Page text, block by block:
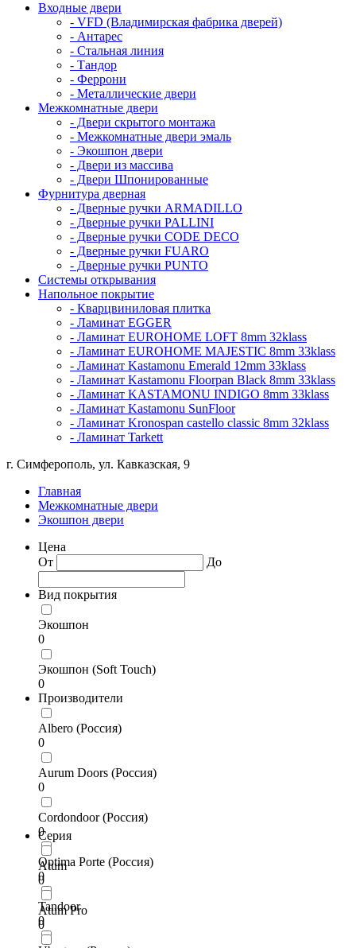
Входные двери
- VFD (Владимирская фабрика дверей)
- Антарес
- Стальная линия
- Тандор
- Феррони
- Металлические двери
Межкомнатные двери
- Двери скрытого монтажа
- Межкомнатные двери эмаль
- Экошпон двери
- Двери из массива
- Двери Шпонированные
Фурнитура дверная
- Дверные ручки ARMADILLO
- Дверные ручки PALLINI
- Дверные ручки CODE DECO
- Дверные ручки FUARO
- Дверные ручки PUNTO
Системы открывания
Напольное покрытие
- Кварцвиниловая плитка
- Ламинат EGGER
- Ламинат EUROHOME LOFT 8mm 32klass
- Ламинат EUROHOME MAJESTIC 8mm 33klass
- Ламинат Kastamonu Emerald 12mm 33klass
- Ламинат Kastamonu Floorpan Black 8mm 33klass
- Ламинат KASTAMONU INDIGO 8mm 33klass
- Ламинат Kastamonu SunFloor
- Ламинат Kronospan castello classic 8mm 32klass
- Ламинат Tarkett
г. Симферополь, ул. Кавказская, 9
Главная
Межкомнатные двери
Экошпон двери
Цена
От
До
Вид покрытия
Экошпон
0
Экошпон (Soft Touch)
0
Производители
Albero (Россия)
0
Aurum Doors (Россия)
0
Cordondoor (Россия)
0
Optima Porte (Россия)
0
Tandoor
0
Серия
Atum
0
Atum Pro
0